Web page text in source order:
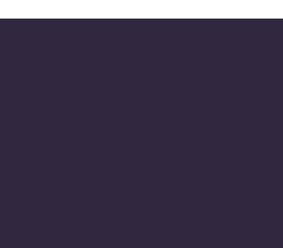
for nem matchning med